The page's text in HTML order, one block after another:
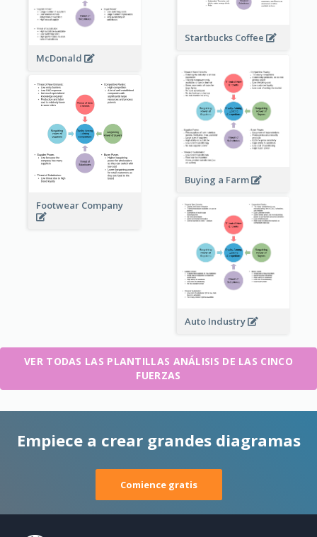
McDonald
Startbucks Coffee
Buying a Farm
Footwear Company
Auto Industry
VER TODAS LAS PLANTILLAS ANÁLISIS DE LAS CINCO
FUERZAS
Empiece a crear grandes diagramas
Comience gratis